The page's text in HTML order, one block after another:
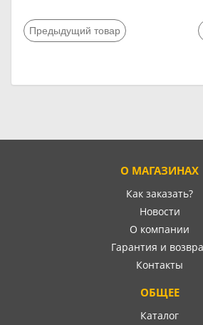
Предыдущий товар
О МАГАЗИНАХ
Как заказать?
Новости
О компании
Гарантия и
Контакты
ОБЩЕЕ
Каталог